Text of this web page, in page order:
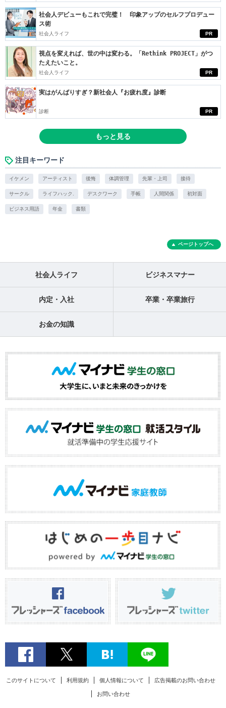
PR
社会人デビューもこれで完璧！ 印象アップのセルフプロデュー
ス術
社会人ライフ
PR
視点を変えれば、世の中は変わる。「Rethink PROJECT」がつ
たえたいこと。
社会人ライフ
PR
実はがんばりすぎ？新社会人『お疲れ度』診断
診断
もっと見る
注目キーワード
イケメン アーティスト 後悔 体調管理 先輩・上司 接待
サークル ライフハック. デスクワーク 手帳 人間関係 初対面
ビジネス用語 年金 書類
ページトップへ
社会人ライフ ビジネスマナー
内定・入社 卒業・卒業旅行
お金の知識
このサイトについて 利用規約 個人情報について 広告掲載のお問い合わせ
お問い合わせ